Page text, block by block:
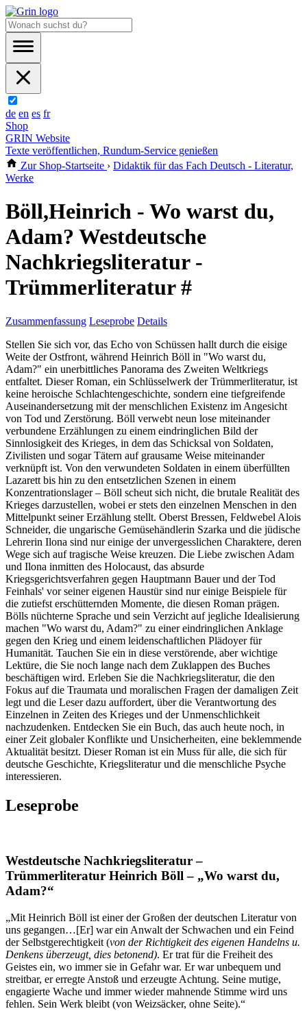
de en es fr
Shop
GRIN Website
Texte veröffentlichen, Rundum-Service genießen
Zur Shop-Startseite › Didaktik für das Fach Deutsch - Literatur,
Werke
Böll,Heinrich - Wo warst du,
Adam? Westdeutsche
Nachkriegsliteratur -
Trümmerliteratur #
Zusammenfassung Leseprobe Details
Stellen Sie sich vor, das Echo von Schüssen hallt durch die eisige
Weite der Ostfront, während Heinrich Böll in "Wo warst du,
Adam?" ein unerbittliches Panorama des Zweiten Weltkriegs
entfaltet. Dieser Roman, ein Schlüsselwerk der Trümmerliteratur, ist
keine heroische Schlachtengeschichte, sondern eine tiefgreifende
Auseinandersetzung mit der menschlichen Existenz im Angesicht
von Tod und Zerstörung. Böll verwebt neun lose miteinander
verbundene Erzählungen zu einem eindringlichen Bild der
Sinnlosigkeit des Krieges, in dem das Schicksal von Soldaten,
Zivilisten und sogar Tätern auf grausame Weise miteinander
verknüpft ist. Von den verwundeten Soldaten in einem überfüllten
Lazarett bis hin zu den entsetzlichen Szenen in einem
Konzentrationslager – Böll scheut sich nicht, die brutale Realität des
Krieges darzustellen, wobei er stets den einzelnen Menschen in den
Mittelpunkt seiner Erzählung stellt. Oberst Bressen, Feldwebel Alois
Schneider, die ungarische Gemüsehändlerin Szarka und die jüdische
Lehrerin Ilona sind nur einige der unvergesslichen Charaktere, deren
Wege sich auf tragische Weise kreuzen. Die Liebe zwischen Adam
und Ilona inmitten des Holocaust, das absurde
Kriegsgerichtsverfahren gegen Hauptmann Bauer und der Tod
Feinhals' vor seiner eigenen Haustür sind nur einige Beispiele für
die zutiefst erschütternden Momente, die diesen Roman prägen.
Bölls nüchterne Sprache und sein Verzicht auf jegliche Idealisierung
machen "Wo warst du, Adam?" zu einer eindringlichen Anklage
gegen den Krieg und einem leidenschaftlichen Plädoyer für
Humanität. Tauchen Sie ein in diese verstörende, aber wichtige
Lektüre, die Sie noch lange nach dem Zuklappen des Buches
beschäftigen wird. Erleben Sie die Nachkriegsliteratur, die den
Fokus auf die Traumata und moralischen Fragen der damaligen Zeit
legt und die Leser dazu auffordert, über die Verantwortung des
Einzelnen in Zeiten des Krieges und der Unmenschlichkeit
nachzudenken. Entdecken Sie ein Buch, das auch heute noch, in
einer Zeit globaler Konflikte und Unsicherheiten, eine beklemmende
Aktualität besitzt. Dieser Roman ist ein Muss für alle, die sich für
deutsche Geschichte, Kriegsliteratur und die menschliche Psyche
interessieren.
Leseprobe
Westdeutsche Nachkriegsliteratur –
Trümmerliteratur Heinrich Böll – „Wo warst du,
Adam?“
„Mit Heinrich Böll ist einer der Großen der deutschen Literatur von
uns gegangen…[Er] war ein Anwalt der Schwachen und ein Feind
der Selbstgerechtigkeit (von der Richtigkeit des eigenen Handelns u.
Denkens überzeugt, dies betonend). Er trat für die Freiheit des
Geistes ein, wo immer sie in Gefahr war. Er war unbequem und
streitbar, er erregte Anstoß und erzeugte Achtung. Seine mutige,
engagierte Wache und immer wieder mahnende Stimme wird uns
fehlen. Sein Werk bleibt (von Weizsäcker, ohne Seite).“